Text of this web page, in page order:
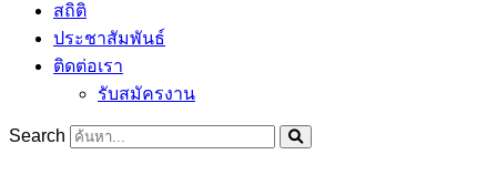
สถิติ
ประชาสัมพันธ์
ติดต่อเรา
รับสมัครงาน
Search